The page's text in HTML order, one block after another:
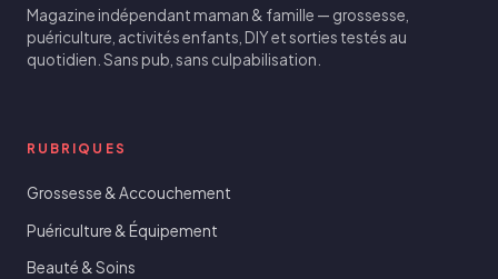
Magazine indépendant maman & famille — grossesse,
puériculture, activités enfants, DIY et sorties testés au
quotidien. Sans pub, sans culpabilisation.
RUBRIQUES
Grossesse & Accouchement
Puériculture & Équipement
Beauté & Soins